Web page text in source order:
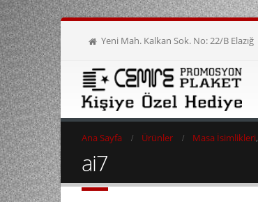
Yeni Mah. Kalkan Sok. No: 22/B Elazığ
Ana Sayfa Ürünler Masa İsimlikleri,
ai7